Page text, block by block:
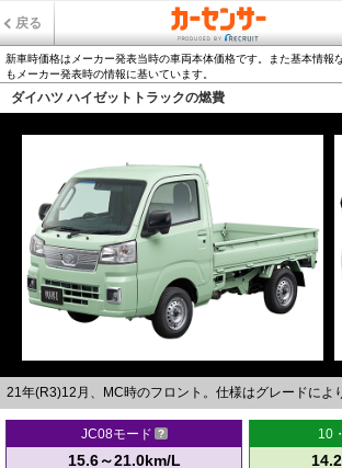
戻る
新車時価格はメーカー発表当時の車両本体価格です。また基本情報
もメーカー発表時の情報に基いています。
ダイハツ ハイゼットトラックの燃費
21年(R3)12月、MC時のフロント。仕様はグレードによ
JC08モード
15.6～21.0km/L
10